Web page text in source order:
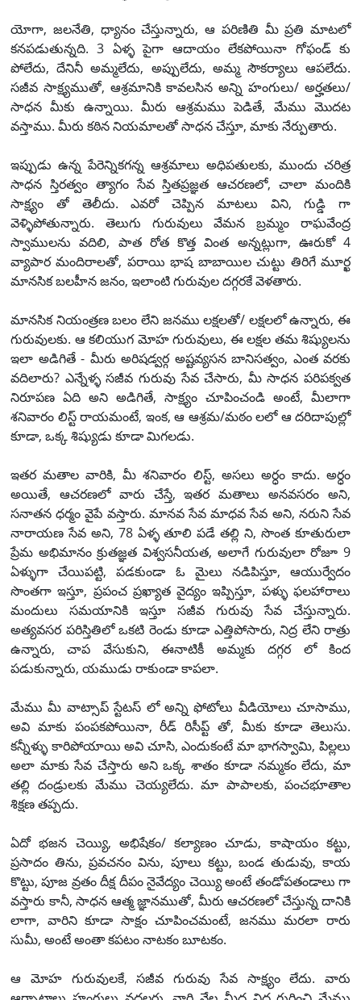
యోగా, జలనేతి, ధ్యానం చేస్తున్నారు, ఆ పరిణితి మీ ప్రతి మాటలో
కనపడుతున్నది. 3 ఏళ్ళ పైగా ఆదాయం లేకపోయినా గోఫండ్ కు
పోలేదు, దేనినీ అమ్మలేదు, అప్పులేదు, అమ్మ సౌకర్యాలు ఆపలేదు.
సజీవ సాక్ష్యముతో, ఆశ్రమానికి కావలసిన అన్ని హంగులు/ అర్హతలు/
సాధన మీకు ఉన్నాయి. మీరు ఆశ్రమము పెడితే, మేము మొదట
వస్తాము. మీరు కఠిన నియమాలతో సాధన చేస్తూ, మాకు నేర్పుతారు.
ఇప్పుడు ఉన్న పేరెన్నికగన్న ఆశ్రమాలు అధిపతులకు, ముందు చరిత్ర
సాధన స్తిరత్వం త్యాగం సేవ స్తితప్రజ్ఞత ఆచరణలో, చాలా మందికి
సాక్ష్యం తో తెలీదు. ఎవరో చెప్పిన మాటలు విని, గుడ్డి గా
వెళ్ళిపోతున్నారు. తెలుగు గురువులు వేమన బ్రమ్మం రాఘవేంద్ర
స్వాములను వదిలి, పాత రోత కొత్త వింత అన్నట్లుగా, ఊరుకో 4
వ్యాపార మందిరాలతో, పరాయి భాష బాబాయిల చుట్టు తిరిగే మూర్ఖ
మానసిక బలహీన జనం, ఇలాంటి గురువుల దగ్గరకే వెళతారు.
మానసిక నియంత్రణ బలం లేని జనము లక్షలతో/ లక్షలలో ఉన్నారు, ఈ
గురువులకు. ఆ కలియుగ మోహ గురువులు, ఈ లక్షల తమ శిష్యులను
ఇలా అడిగితే - మీరు అరిషడ్వర్గ అష్టవ్యసన బానిసత్వం, ఎంత వరకు
వదిలారు? ఎన్నేళ్ళ సజీవ గురువు సేవ చేసారు, మీ సాధన పరిపక్వత
నిరూపణ ఏది అని అడిగితే, సాక్ష్యం చూపించండి అంటే, మీలాగా
శనివారం లిస్ట్ రాయమంటే, ఇంక, ఆ ఆశ్రమ/మఠం లలో ఆ దరిదాపుల్లో
కూడా, ఒక్క శిష్యుడు కూడా మిగలడు.
ఇతర మతాల వారికి, మీ శనివారం లిస్ట్, అసలు అర్ధం కాదు. అర్ధం
అయితే, ఆచరణలో వారు చేస్తే, ఇతర మతాలు అనవసరం అని,
సనాతన ధర్మం వైపే వస్తారు. మానవ సేవ మాధవ సేవ అని, నరుని సేవ
నారాయణ సేవ అని, 78 ఏళ్ళ తూలి పడే తల్లి ని, సొంత కూతురులా
ప్రేమ అభిమానం క్రుతజ్ఞత విశ్వసనీయత, అలాగే గురువులా రోజూ 9
ఏళ్ళుగా చేయిపట్టి, పడకుండా ఓ మైలు నడిపిస్తూ, ఆయుర్వేదం
సొంతగా ఇస్తూ, ప్రపంచ ప్రఖ్యాత వైద్యం ఇప్పిస్తూ, పళ్ళు ఫలహారాలు
మందులు సమయానికి ఇస్తూ సజీవ గురువు సేవ చేస్తున్నారు.
అత్యవసర పరిస్తితిలో ఒకటి రెండు కూడా ఎత్తిపోసారు, నిద్ర లేని రాత్రు
ఉన్నారు, చాప వేసుకుని, ఈనాటికీ అమ్మకు దగ్గర లో కింద
పడుకున్నారు, యముడు రాకుండా కాపలా.
మేము మీ వాట్సాప్ స్టేటస్ లో అన్ని ఫోటోలు వీడియోలు చూసాము,
అవి మాకు పంపకపోయినా, రీడ్ రిసీప్ట్ తో, మీకు కూడా తెలుసు.
కన్నీళ్ళు కారిపోయాయి అవి చూసి, ఎందుకంటే మా భాగస్వామి, పిల్లలు
అలా మాకు సేవ చేస్తారు అని ఒక్క శాతం కూడా నమ్మకం లేదు, మా
తల్లి దండ్రులకు మేము చెయ్యలేదు. మా పాపాలకు, పంచభూతాల
శిక్షణ తప్పదు.
ఏదో భజన చెయ్యి, అభిషేకం/ కల్యాణం చూడు, కాషాయం కట్టు,
ప్రసాదం తిను, ప్రవచనం విను, పూలు కట్టు, బండ తుడువు, కాయ
కొట్టు, పూజ వ్రతం దీక్ష దీపం నైవేద్యం చెయ్యి అంటే తండోపతండాలు గా
వస్తారు కానీ, సాధన ఆత్మ జ్ఞానముతో, మీరు ఆచరణలో చేస్తున్న దానికి
లాగా, వారిని కూడా సాక్షం చూపించమంటే, జనము మరలా రారు
సుమీ, అంటే అంతా కపటం నాటకం బూటకం.
ఆ మోహ గురువులకే, సజీవ గురువు సేవ సాక్ష్యం లేదు. వారు